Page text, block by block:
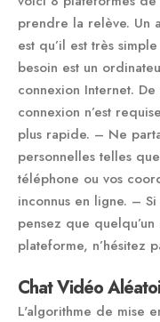
prendre la relève. Un
est qu’il est très
besoin est un
connexion Internet.
connexion n’est
plus rapide. – Ne
personnelles telles
téléphone ou vos
inconnus en ligne. – Si
pensez que
plateforme, n’hésitez
Chat Vidéo
L'algorithme de mise